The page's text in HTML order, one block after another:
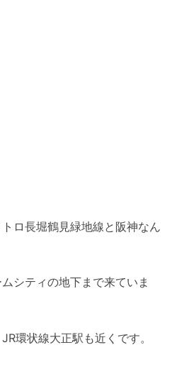
ロ長堀鶴見緑地線と阪神なん
シティの地下まで来ていま
環状線大正駅も近くです。